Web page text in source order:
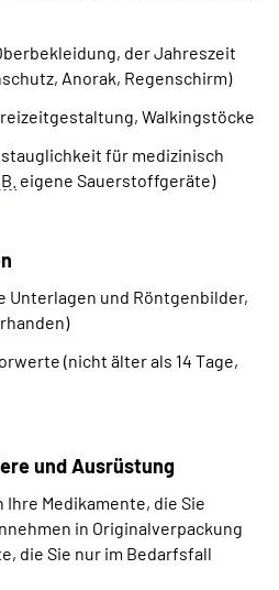
der Jahreszeit
Anorak, Regenschirm)
Walkingstöcke
für medizinisch
eigene Sauerstoffgeräte)
Unterlagen und Röntgenbilder,
(nicht älter als 14 Tage,
und Ausrüstung
Medikamente, die Sie
in Originalverpackung
die Sie nur im Bedarfsfall